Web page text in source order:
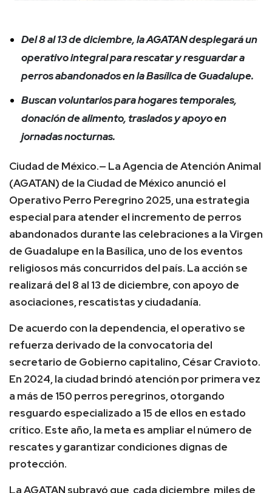
Del 8 al 13 de diciembre, la AGATAN desplegará un
operativo integral para rescatar y resguardar a
perros abandonados en la Basílica de Guadalupe.
Buscan voluntarios para hogares temporales,
donación de alimento, traslados y apoyo en
jornadas nocturnas.
Ciudad de México.— La Agencia de Atención Animal
(AGATAN) de la Ciudad de México anunció el
Operativo Perro Peregrino 2025, una estrategia
especial para atender el incremento de perros
abandonados durante las celebraciones a la Virgen
de Guadalupe en la Basílica, uno de los eventos
religiosos más concurridos del país. La acción se
realizará del 8 al 13 de diciembre, con apoyo de
asociaciones, rescatistas y ciudadanía.
De acuerdo con la dependencia, el operativo se
refuerza derivado de la convocatoria del
secretario de Gobierno capitalino, César Cravioto.
En 2024, la ciudad brindó atención por primera vez
a más de 150 perros peregrinos, otorgando
resguardo especializado a 15 de ellos en estado
crítico. Este año, la meta es ampliar el número de
rescates y garantizar condiciones dignas de
protección.
La AGATAN subrayó que, cada diciembre, miles de